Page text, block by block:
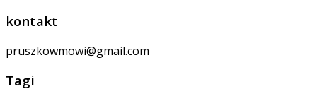
kontakt
pruszkowmowi@gmail.com
Tagi